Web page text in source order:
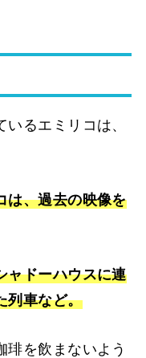
るエミリコは、
は、過去の映像を
ャドーハウスに連
列車など。
琲を飲まないよう